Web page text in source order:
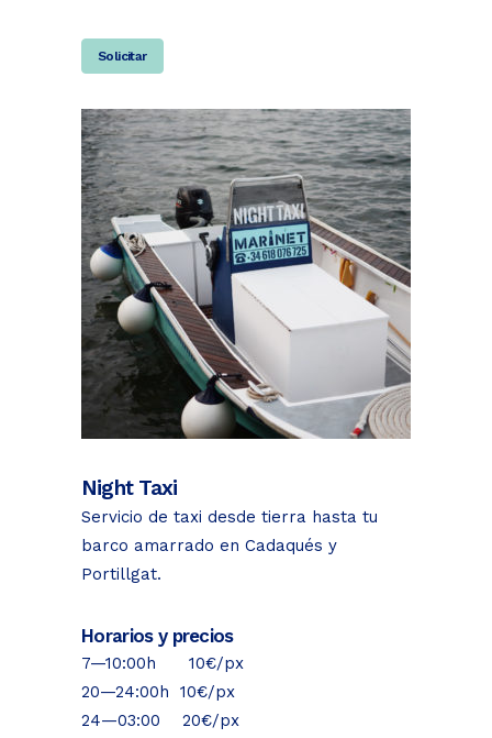
Solicitar
Night Taxi
Servicio de taxi desde tierra hasta tu
barco amarrado en Cadaqués y
Portillgat.
Horarios y precios
7—10:00h 10€/px
20—24:00h 10€/px
24—03:00 20€/px